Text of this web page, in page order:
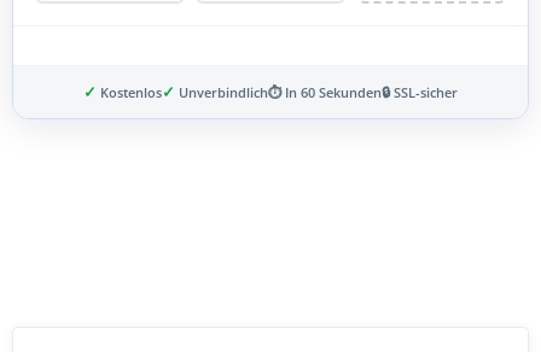
✓ Kostenlos✓ Unverbindlich⏱ In 60 Sekunden🔒 SSL-sicher